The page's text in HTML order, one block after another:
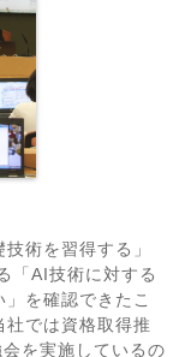
術を習得する」
「AI技術に対する
を確認できたこ
社では資格取得推
を実施しているの